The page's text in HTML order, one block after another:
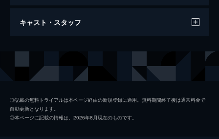
冬、春、夏、秋 私たちのラブストーリー
キャスト・スタッフ
パーシー・ハインズ・ホワイト
◎記載の無料トライアルは本ページ経由の新規登録に適用。無料期間終了後は通常料金で
自動更新となります。
◎本ページに記載の情報は、2026年8月現在のものです。